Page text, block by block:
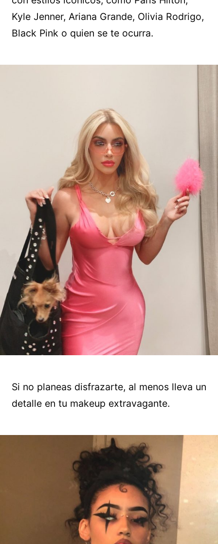
Kyle Jenner, Ariana Grande, Olivia Rodrigo,
Black Pink o quien se te ocurra.
Si no planeas disfrazarte, al menos lleva un
detalle en tu makeup extravagante.